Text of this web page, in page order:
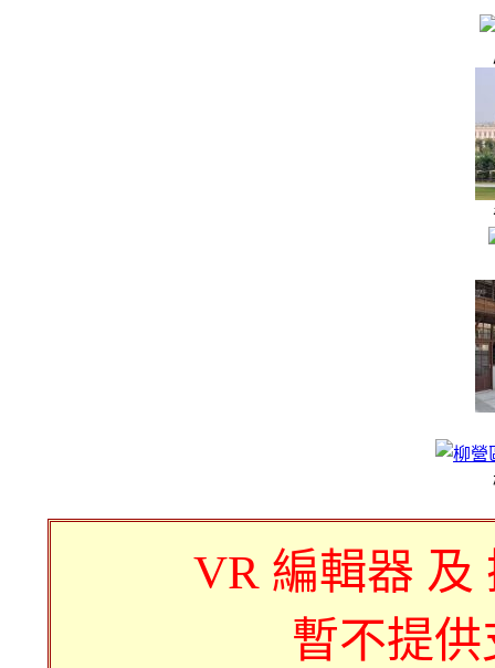
VR 編輯器 及
暫不提